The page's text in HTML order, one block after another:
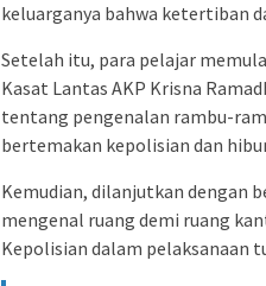
keluarganya bahwa ketertiban
Setelah itu, para pelajar
Kasat Lantas AKP Krisna
tentang pengenalan rambu-
bertemakan kepolisian dan
Kemudian, dilanjutkan dengan
mengenal ruang demi ruang
Kepolisian dalam pelaksanaan